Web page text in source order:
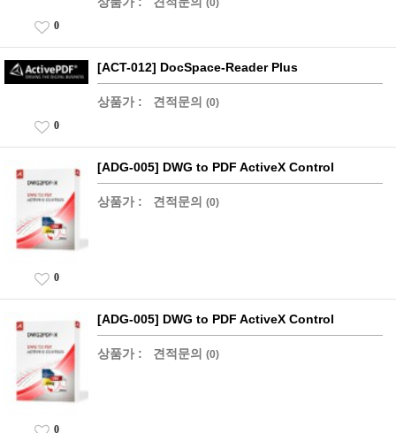
0
[ACT-012] DocSpace-Reader Plus
상품가 : 견적문의 (0)
0
[ADG-005] DWG to PDF ActiveX Control
상품가 : 견적문의 (0)
0
[ADG-005] DWG to PDF ActiveX Control
상품가 : 견적문의 (0)
0